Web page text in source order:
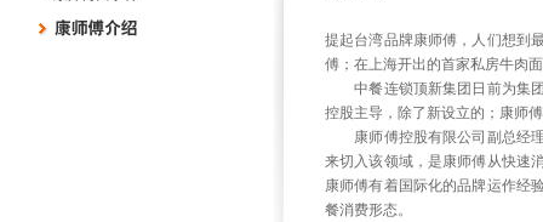
提起台湾品牌康师傅，人们想到
傅；在上海开出的首家私房牛肉
中餐连锁顶新集团日前为集团
控股主导，除了新设立的；康师
康师傅控股有限公司副总经理
来切入该领域，是康师傅从快速
康师傅有着国际化的品牌运作经
餐消费形态。